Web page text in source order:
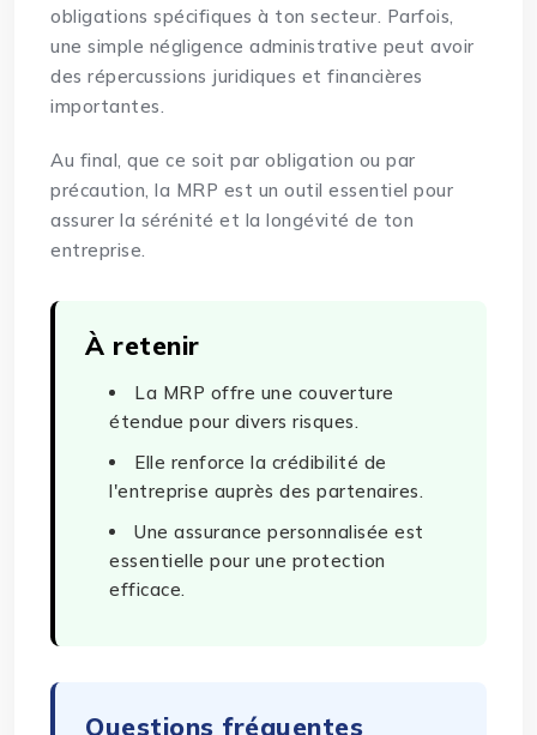
obligations spécifiques à ton secteur. Parfois,
une simple négligence administrative peut avoir
des répercussions juridiques et financières
importantes.
Au final, que ce soit par obligation ou par
précaution, la MRP est un outil essentiel pour
assurer la sérénité et la longévité de ton
entreprise.
À retenir
La MRP offre une couverture
étendue pour divers risques.
Elle renforce la crédibilité de
l'entreprise auprès des partenaires.
Une assurance personnalisée est
essentielle pour une protection
efficace.
Questions fréquentes